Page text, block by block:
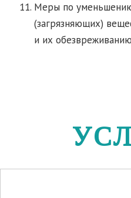
Меры по
(загрязняющих)
и их обезвреживанию